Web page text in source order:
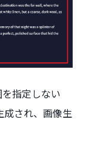
指定しない
成され、画像生